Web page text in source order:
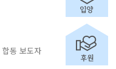
동 보도자